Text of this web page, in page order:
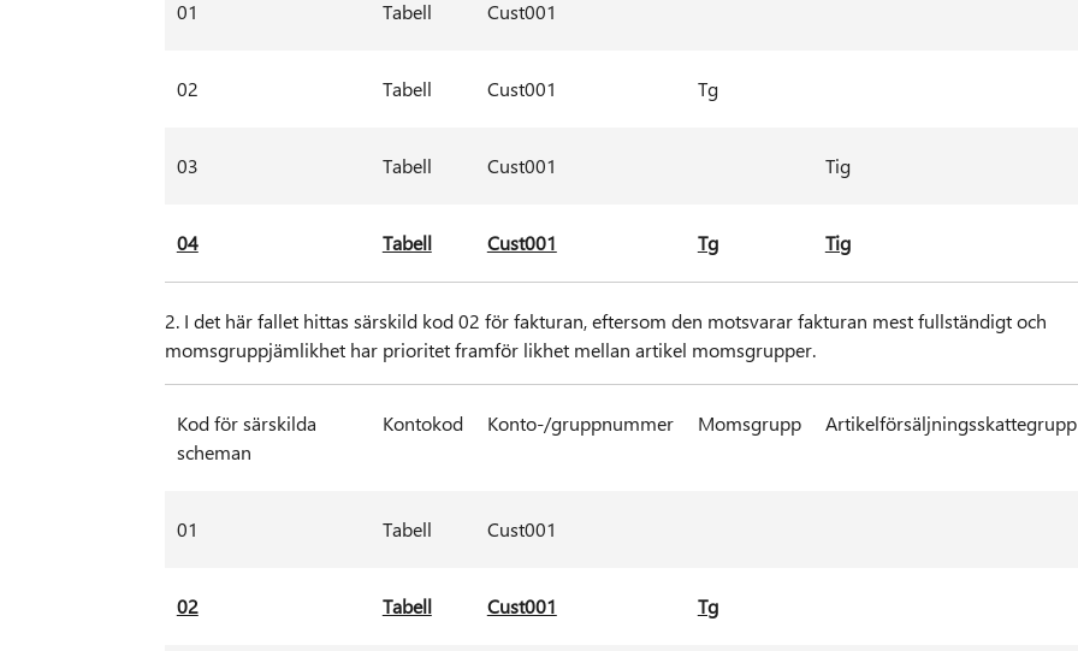
01 Tabell Cust001
02 Tabell Cust001 Tg
03 Tabell Cust001 Tig
04 Tabell Cust001 Tg Tig
2. I det här fallet hittas särskild kod 02 för fakturan, eftersom den motsvarar fakturan mest fullständigt och
momsgruppjämlikhet har prioritet framför likhet mellan artikel momsgrupper.
Kod för särskilda
scheman
Kontokod Konto-/gruppnummer Momsgrupp Artikelförsäljningsskattegrupp
01 Tabell Cust001
02 Tabell Cust001 Tg